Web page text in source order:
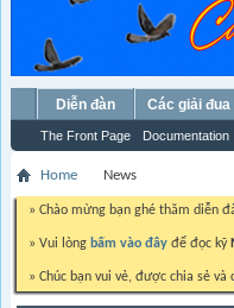
The Front Page Documentation
Diễn đàn Các giải đua
Home News
» Chào mừng bạn ghé thăm diễn
» Vui lòng bấm vào đây để đọc kỹ
» Chúc bạn vui vẻ, được chia sẻ